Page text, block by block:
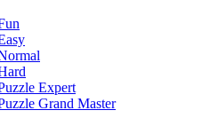
Expert
Grand Master